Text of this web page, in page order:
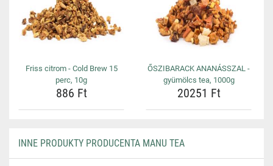
Friss citrom - Cold Brew 15
perc, 10g
886 Ft
ŐSZIBARACK ANANÁSSZAL -
gyümölcs tea, 1000g
20251 Ft
INNE PRODUKTY PRODUCENTA MANU TEA